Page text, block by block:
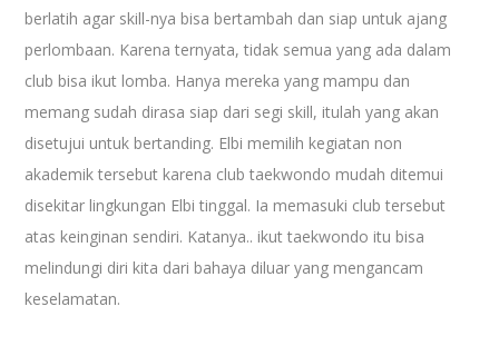
berlatih agar skill-nya bisa bertambah dan siap untuk ajang
perlombaan. Karena ternyata, tidak semua yang ada dalam
club bisa ikut lomba. Hanya mereka yang mampu dan
memang sudah dirasa siap dari segi skill, itulah yang akan
disetujui untuk bertanding. Elbi memilih kegiatan non
akademik tersebut karena club taekwondo mudah ditemui
disekitar lingkungan Elbi tinggal. Ia memasuki club tersebut
atas keinginan sendiri. Katanya.. ikut taekwondo itu bisa
melindungi diri kita dari bahaya diluar yang mengancam
keselamatan.